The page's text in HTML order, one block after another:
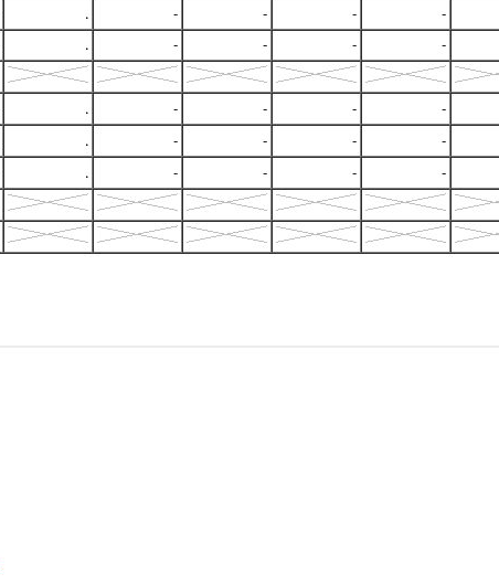
. - - -
-
. - - -
-
. - - -
-
. - - -
-
. - - -
-